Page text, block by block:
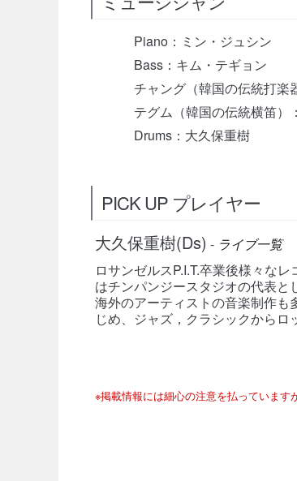
Piano：ミン・ジュシン
Bass：キム・テギョン
チャング（韓国の伝統打楽
テグム（韓国の伝統横笛）
Drums：大久保重樹
PICK UP プレイヤー
大久保重樹(Ds) - ライブ一覧
ロサンゼルスP.I.T.卒業後様々な
はチンパンジースタジオの代表と
海外のアーティストの音楽制作
じめ、ジャズ，クラシックからロ
※掲載情報には細心の注意を払っています